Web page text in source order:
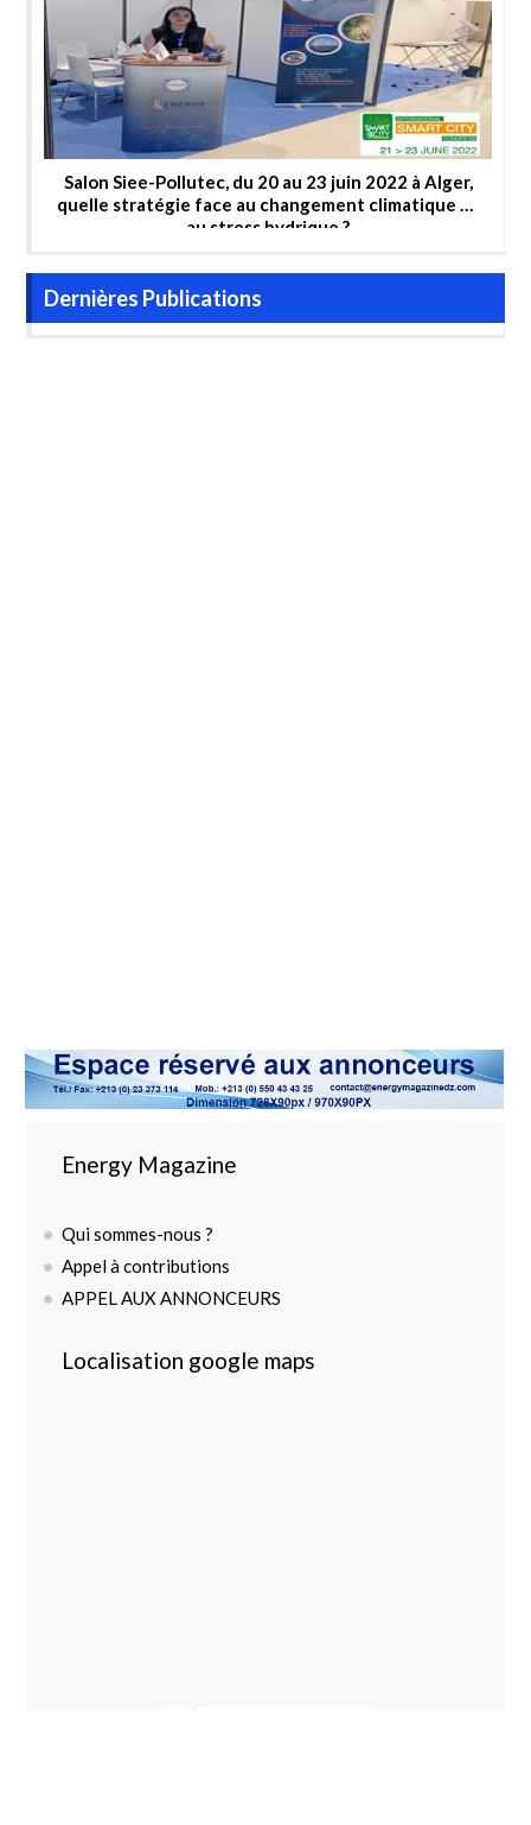
Salon Siee-Pollutec, du 20 au 23 juin 2022 à Alger,
quelle stratégie face au changement climatique et
au stress hydrique ?
Dernières Publications
Energy Magazine
Qui sommes-nous ?
Appel à contributions
APPEL AUX ANNONCEURS
Localisation google maps